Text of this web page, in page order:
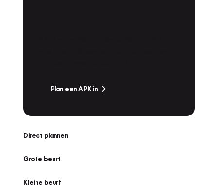
Plan een APK in
Direct plannen
Grote beurt
Kleine beurt